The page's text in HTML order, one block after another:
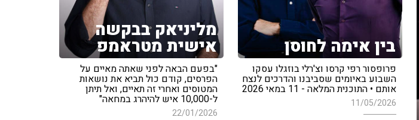
בין אימה לחוסן
פרופסור רפי קרסו וצ'רלי בוזגלו עסקו
השבוע באיומים שסביבנו והדרכים לנצח
אותם • התוכנית המלאה - 11 במאי 2026
11/05/2026
מליניאק בבקשה
אישית מטראמפ
"בפעם הבאה לפני שאתה מאיים על
הפרסים, קודם כול תביא את נושאות
המטוסים ואחרי זה תאיים, ואל תיתן
ל-10,000 איש להיהרג במחאה"
22/01/2026